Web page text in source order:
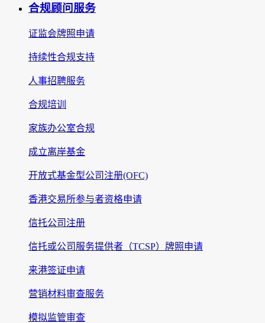
合规顾问服务
证监会牌照申请
持续性合规支持
人事招聘服务
合规培训
家族办公室合规
成立离岸基金
开放式基金型公司注册(OFC)
香港交易所参与者资格申请
信托公司注册
信托或公司服务提供者（TCSP）牌照申请
来港签证申请
营销材料审查服务
模拟监管审查